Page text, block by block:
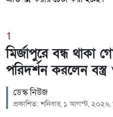
1
মির্জাপুরে বন্ধ থাকা
পরিদর্শন করলেন বস্ত্র
ডেস্ক নিউজ
প্রকাশিত: শনিবার, ১ আগস্ট,